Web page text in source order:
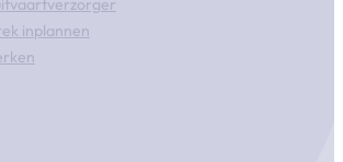
inplannen